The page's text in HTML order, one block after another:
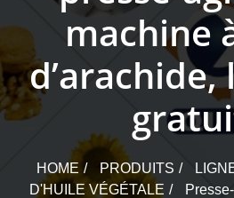
machine
HOME PRODUITS
D'HUILE VÉGÉTALE